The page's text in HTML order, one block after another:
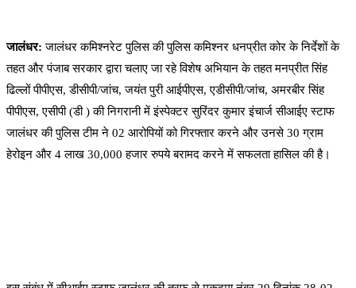
जालंधर:जालंधर कमिश्नरेट पुलिस की पुलिस कमिश्नर धनप्रीत कोर के निर्देशों के
तहत और पंजाब सरकार द्वारा चलाए जा रहे विशेष अभियान के तहत मनप्रीत सिंह
ढिल्लों पीपीएस, डीसीपी/जांच, जयंत पुरी आईपीएस, एडीसीपी/जांच, अमरबीर सिंह
पीपीएस, एसीपी (डी ) की निगरानी में इंस्पेक्टर सुरिंदर कुमार इंचार्ज सीआईए स्टाफ
जालंधर की पुलिस टीम ने 02 आरोपियों को गिरफ्तार करने और उनसे 30 ग्राम
हेरोइन और 4 लाख 30,000 हजार रुपये बरामद करने में सफलता हासिल की है।